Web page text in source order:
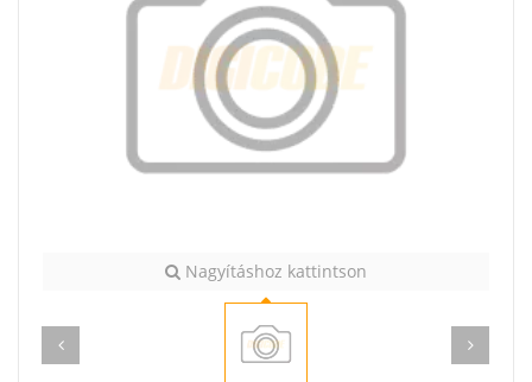
Nagyításhoz kattintson